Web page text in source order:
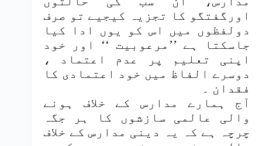
اورگفتگو کا تجزیہ کیجیے تو صرف
دولفظوں میں اس کو یوں ادا کیا
جاسکتا ہے ’’مرعوبیت ‘‘ اور خود
اپنی تعلیم پر عدم اعتماد ،
دوسرے الفاظ میں خود اعتمادی کا
فقدان ۔
آج ہمارے مدارس کے خلاف ہونے
والی عالمی سازشوں کا ہر جگہ
چرچہ ہے کہ یہ دینی مدارس کے خلاف